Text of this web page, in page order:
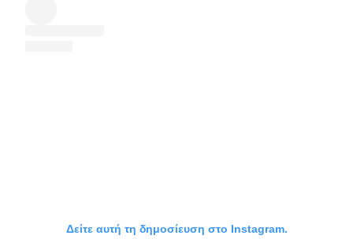
Δείτε αυτή τη δημοσίευση στο Instagram.